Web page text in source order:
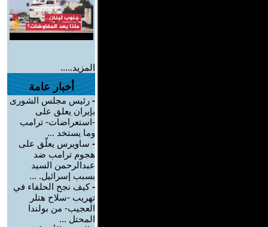
المزيد.....
أخبار عامة
- رئيس مجلس الشورى
بإيران يعلق على
-استعراضات- ترامب
وما يستخد ...
- ساويرس يعلّق على
هجوم ترامب ضد
عبدالرحمن السيد
بسبب إسرائيل. ...
-كيف نجح الحلفاء في
تهريب -سلاح هتلر
العجيب- من بولندا
المحتل ...